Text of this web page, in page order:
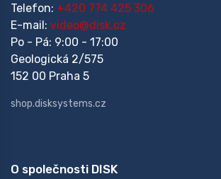
Telefon: +420 774 425 306
E-mail: video@disk.cz
Po - Pá: 9:00 - 17:00
Geologická 2/575
152 00 Praha 5
shop.disksystems.cz
O společnosti DISK